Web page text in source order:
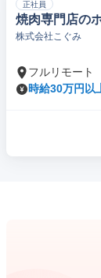
正社員
焼肉専門店の
株式会社こぐみ
フルリモート
時給30万円以